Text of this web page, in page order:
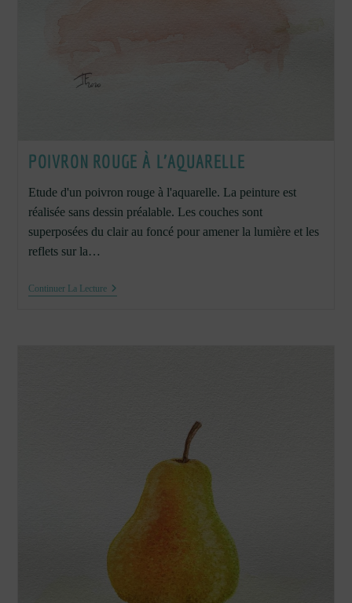
POIVRON ROUGE À L’AQUARELLE
Etude d'un poivron rouge à l'aquarelle. La peinture est
réalisée sans dessin préalable. Les couches sont
superposées du clair au foncé pour amener la lumière et les
reflets sur la…
Continuer La LecturePoivron